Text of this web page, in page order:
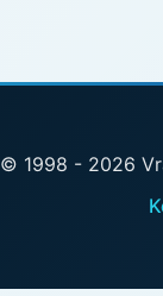
© 1998 - 2026